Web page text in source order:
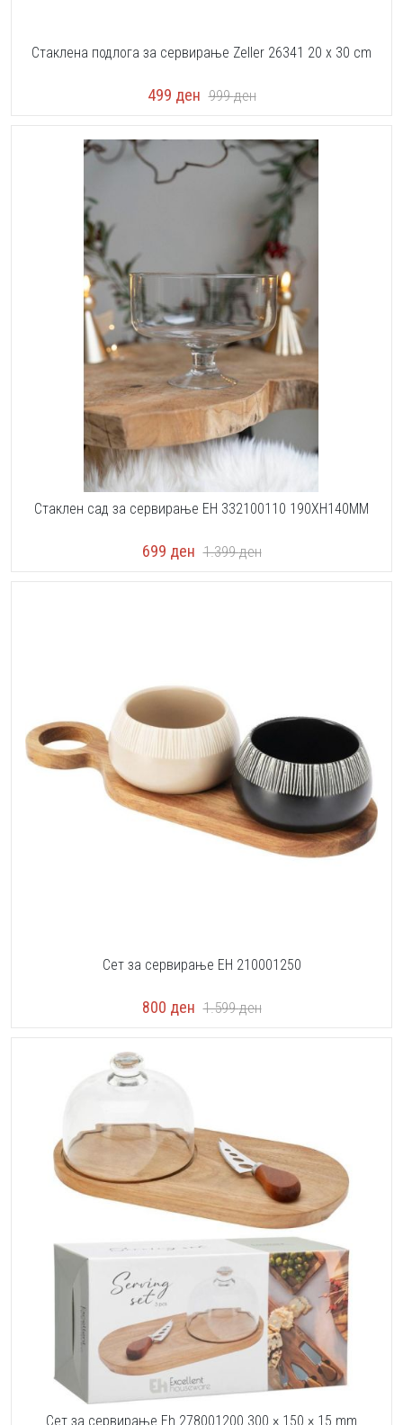
Стаклена подлога за сервирање Zeller 26341 20 x 30 cm
499 ден 999ден
Стаклен сад за сервирање EH 332100110 190XH140MM
699 ден 1.399ден
Сет за сервирање EH 210001250
800 ден 1.599ден
Сет за сервирање Eh 278001200 300 × 150 × 15 mm